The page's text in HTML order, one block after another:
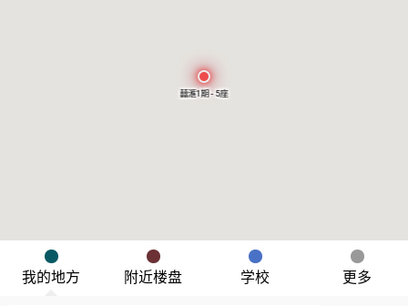
囍滙1期 - 5座
我的地方 附近楼盘 学校 更多